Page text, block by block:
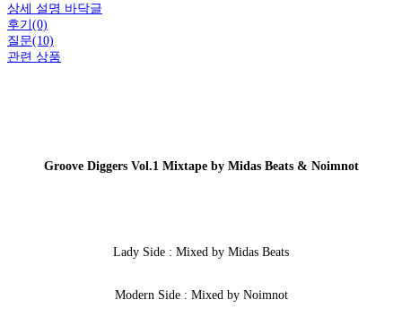
상세 설명 바닥글
후기(0)
질문(10)
관련 상품
Groove Diggers Vol.1 Mixtape by Midas Beats & Noimnot
Lady Side : Mixed by Midas Beats
Modern Side : Mixed by Noimnot